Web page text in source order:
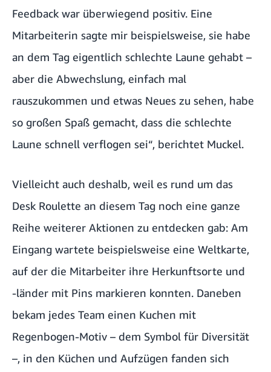
Feedback war überwiegend positiv. Eine
Mitarbeiterin sagte mir beispielsweise, sie habe
an dem Tag eigentlich schlechte Laune gehabt –
aber die Abwechslung, einfach mal
rauszukommen und etwas Neues zu sehen, habe
so großen Spaß gemacht, dass die schlechte
Laune schnell verflogen sei“, berichtet Muckel.
Vielleicht auch deshalb, weil es rund um das
Desk Roulette an diesem Tag noch eine ganze
Reihe weiterer Aktionen zu entdecken gab: Am
Eingang wartete beispielsweise eine Weltkarte,
auf der die Mitarbeiter ihre Herkunftsorte und
‑länder mit Pins markieren konnten. Daneben
bekam jedes Team einen Kuchen mit
Regenbogen-Motiv – dem Symbol für Diversität
–, in den Küchen und Aufzügen fanden sich